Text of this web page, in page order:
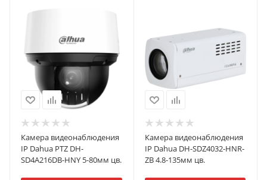
Камера видеонаблюдения
IP Dahua PTZ DH-
SD4A216DB-HNY 5-80мм цв.
Камера видеонаблюдения
IP Dahua DH-SDZ4032-HNR-
ZB 4.8-135мм цв.